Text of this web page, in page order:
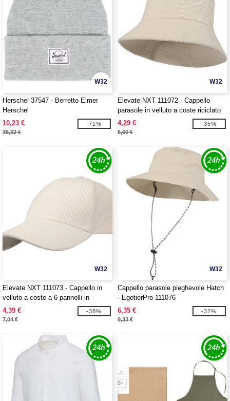
W32
Herschel 37547 - Berretto Elmer
Herschel
10,23 €
35,32 €
-71%
W32
Elevate NXT 111072 - Cappello
parasole in velluto a coste riciclato
Howson
4,29 €
6,60 €
-35%
W32
Elevate NXT 111073 - Cappello in
velluto a coste a 6 pannelli in
tessuto riciclato Hutton
4,39 €
7,04 €
-38%
W32
Cappello parasole pieghevole Hatch
- EgotierPro 111076
6,35 €
9,33 €
-32%